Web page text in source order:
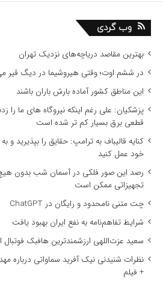
وب گردی
بهترین مقاصد دریاچه‌های نزدیک تهران
در ششم اوت؛ وقتی هیروشیما در دیگ قیر
این مناطق کشور آماده بارش باران باشند
پزشکیان: علی رغم اینکه نیروگاه های ما را
قطعی برق بسیار کم تر شده است
کنایه قالیباف به ترامپ: حقایق را بپذیرید و
خود عمل کنید
رصد این صور فلکی در آسمان شب بدون
تجهیزاتی ممکن است
چت متنی نامحدود و رایگان در ChatGPT
شرایط تفاهم‌نامه به نفع ایران بهبود یافت
سعید عزت‌اللهی ارزشمندترین هافبک فوتبال
نظرات شنیدنی نیک آفرید سماواتی درباره
+ فیلم